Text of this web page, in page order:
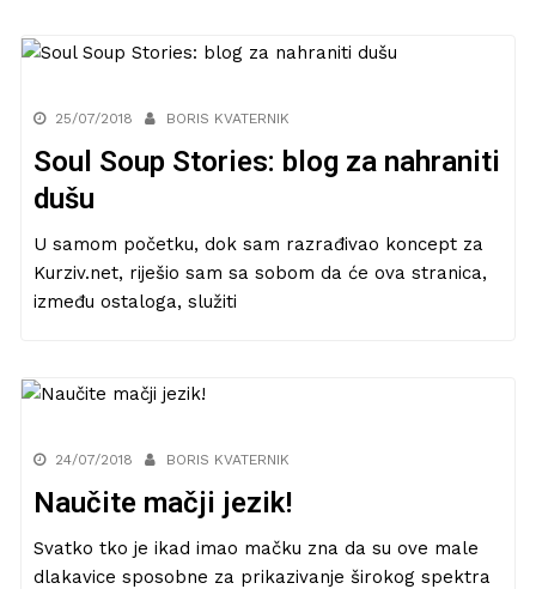
25/07/2018 BORIS KVATERNIK
Soul Soup Stories: blog za nahraniti
dušu
U samom početku, dok sam razrađivao koncept za
Kurziv.net, riješio sam sa sobom da će ova stranica,
između ostaloga, služiti
24/07/2018 BORIS KVATERNIK
Naučite mačji jezik!
Svatko tko je ikad imao mačku zna da su ove male
dlakavice sposobne za prikazivanje širokog spektra